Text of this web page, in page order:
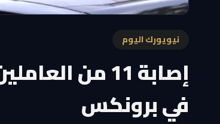
نيويورك اليوم
إصابة 11 من
في برونكس